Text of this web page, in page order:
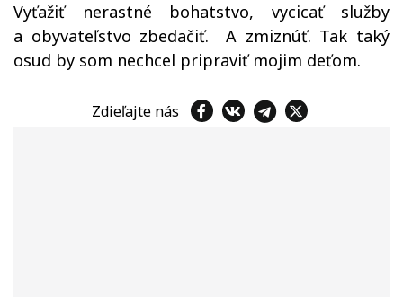
Vyťažiť nerastné bohatstvo, vycicať služby
a obyvateľstvo zbedačiť. A zmiznúť. Tak taký
osud by som nechcel pripraviť mojim deťom.
Zdieľajte nás